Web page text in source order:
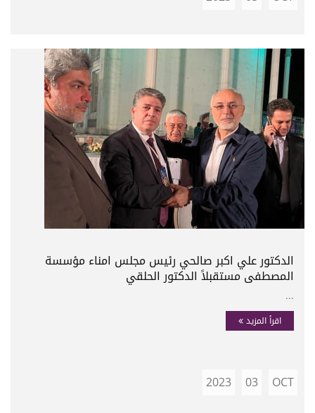
الدكتور علي اكبر صالحي رئيس مجلس امناء مؤسسة
المصطفى مستقبلاً الدكتور الحلقي
...
اقرأ المزيد
OCT
03
2023